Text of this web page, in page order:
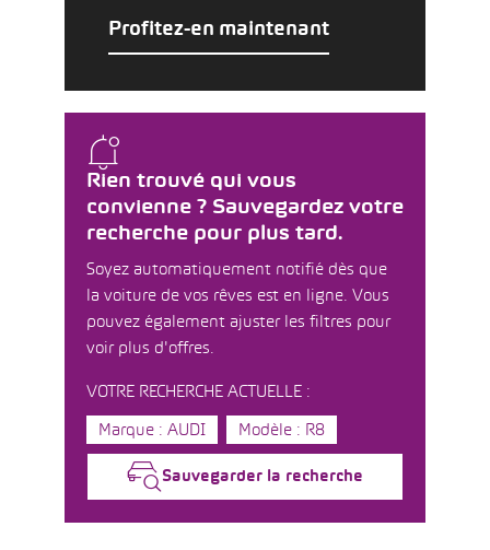
Rien trouvé qui vous
convienne ? Sauvegardez votre
recherche pour plus tard.
Soyez automatiquement notifié dès que
la voiture de vos rêves est en ligne. Vous
pouvez également ajuster les filtres pour
voir plus d'offres.
VOTRE RECHERCHE ACTUELLE :
Marque : AUDI Modèle : R8
Sauvegarder la recherche
Profitez-en maintenant